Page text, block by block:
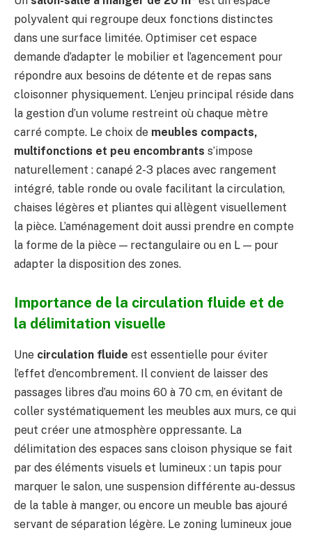
polyvalent qui regroupe deux fonctions distinctes
dans une surface limitée. Optimiser cet espace
demande d’adapter le mobilier et l’agencement pour
répondre aux besoins de détente et de repas sans
cloisonner physiquement. L’enjeu principal réside dans
la gestion d’un volume restreint où chaque mètre
carré compte. Le choix de meubles compacts,
multifonctions et peu encombrants s’impose
naturellement : canapé 2-3 places avec rangement
intégré, table ronde ou ovale facilitant la circulation,
chaises légères et pliantes qui allègent visuellement
la pièce. L’aménagement doit aussi prendre en compte
la forme de la pièce — rectangulaire ou en L — pour
adapter la disposition des zones.
Importance de la circulation fluide et de
la délimitation visuelle
Une circulation fluide est essentielle pour éviter
l’effet d’encombrement. Il convient de laisser des
passages libres d’au moins 60 à 70 cm, en évitant de
coller systématiquement les meubles aux murs, ce qui
peut créer une atmosphère oppressante. La
délimitation des espaces sans cloison physique se fait
par des éléments visuels et lumineux : un tapis pour
marquer le salon, une suspension différente au-dessus
de la table à manger, ou encore un meuble bas ajouré
servant de séparation légère. Le zoning lumineux joue